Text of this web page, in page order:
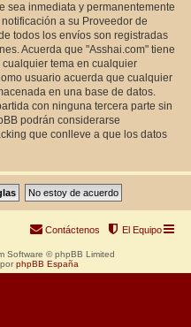
sea inmediata y permanentemente
a su Proveedor de
todos los envíos son registradas
Acuerda que "Asshai.com" tiene
tema en cualquier
usuario acuerda que cualquier
en una base de datos.
con ninguna tercera parte sin
podrán considerarse
que conlleve a que los datos
El Equipo
Contáctenos
Software © phpBB Limited
phpBB España